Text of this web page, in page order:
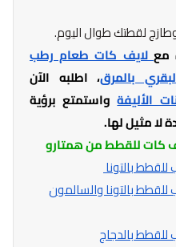
لقطتك طوال اليوم.
معلايف كات طعام رطب
بالمرق، اطلبه الآن
الأليفةواستمتع برؤية
مثيل لها.
كات للقطط من همتارو
بالتونا
بالتونا والسالمون
بالدجاج